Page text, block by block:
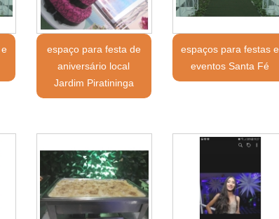
espaço para festa de
aniversário local
Jardim Piratininga
espaços para festas e
eventos Santa Fé